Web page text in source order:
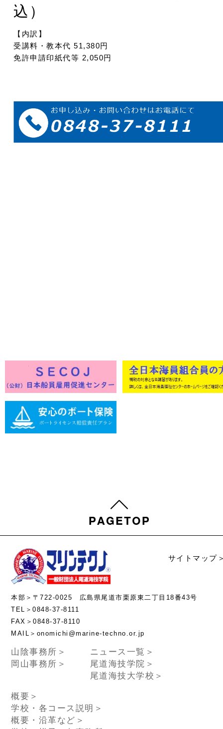
込）
【内訳】
受講料・教本代 51,380円
免許申請印紙代等 2,050円
サイトマップ
本部＞〒722-0025 広島県尾道市栗原東二丁目18番43号
TEL＞0848-37-8111
FAX＞0848-37-8110
MAIL＞onomichi@marine-techno.or.jp
山陰事務所＞
岡山事務所＞
ニュース一覧＞
尾道海技学院＞
尾道海技大学校＞
概要＞
学校・各コース説明＞
概要・沿革など＞